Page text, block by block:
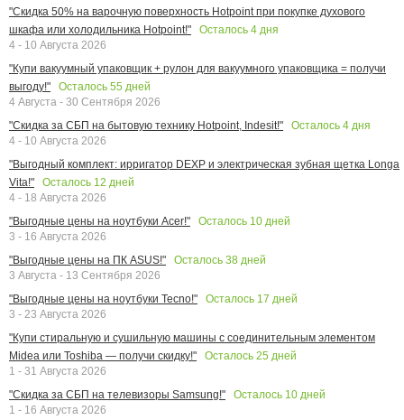
"Скидка 50% на варочную поверхность Hotpoint при покупке духового
шкафа или холодильника Hotpoint!"
Осталось 4 дня
4 - 10 Августа 2026
"Купи вакуумный упаковщик + рулон для вакуумного упаковщика = получи
выгоду!"
Осталось 55 дней
4 Августа - 30 Сентября 2026
"Скидка за СБП на бытовую технику Hotpoint, Indesit!"
Осталось 4 дня
4 - 10 Августа 2026
"Выгодный комплект: ирригатор DEXP и электрическая зубная щетка Longa
Vita!"
Осталось 12 дней
4 - 18 Августа 2026
"Выгодные цены на ноутбуки Acer!"
Осталось 10 дней
3 - 16 Августа 2026
"Выгодные цены на ПК ASUS!"
Осталось 38 дней
3 Августа - 13 Сентября 2026
"Выгодные цены на ноутбуки Tecno!"
Осталось 17 дней
3 - 23 Августа 2026
"Купи стиральную и сушильную машины с соединительным элементом
Midea или Toshiba — получи скидку!"
Осталось 25 дней
1 - 31 Августа 2026
"Скидка за СБП на телевизоры Samsung!"
Осталось 10 дней
1 - 16 Августа 2026